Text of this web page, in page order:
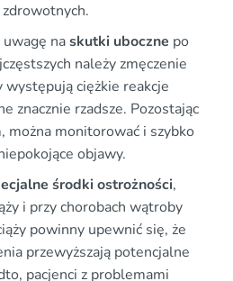
naskutki uboczne po
należy zmęczenie
ciężkie reakcje
znacznie rzadsze. Pozostając
można monitorować i szybko
objawy.
środki ostrożności,
i przy chorobach wątroby
powinny upewnić się, że
przewyższają potencjalne
pacjenci z problemami